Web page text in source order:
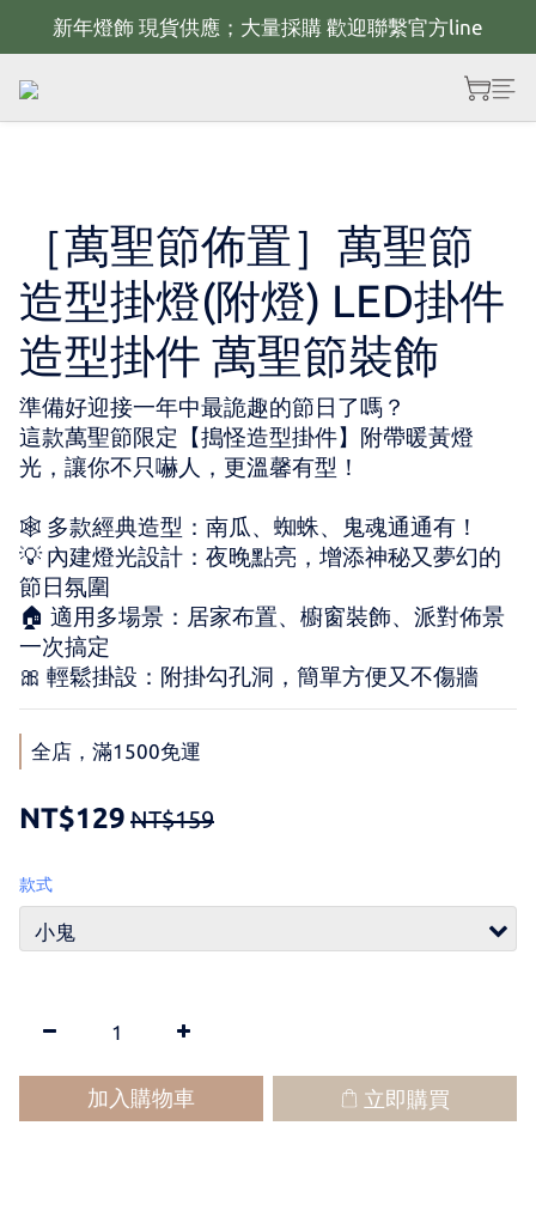
新年佈置規劃 歡迎聯繫官方LINE~
新年燈飾 現貨供應；大量採購 歡迎聯繫官方line
全館滿2000 現折100；最高可回饋10%購物金
［萬聖節佈置］萬聖節
造型掛燈(附燈) LED掛件
造型掛件 萬聖節裝飾
準備好迎接一年中最詭趣的節日了嗎？
這款萬聖節限定【搗怪造型掛件】附帶暖黃燈
光，讓你不只嚇人，更溫馨有型！
🕸️ 多款經典造型：南瓜、蜘蛛、鬼魂通通有！
💡 內建燈光設計：夜晚點亮，增添神秘又夢幻的
節日氛圍
🏠 適用多場景：居家布置、櫥窗裝飾、派對佈景
一次搞定
🎀 輕鬆掛設：附掛勾孔洞，簡單方便又不傷牆
全店，滿1500免運
NT$129 NT$159
款式
加入購物車 立即購買